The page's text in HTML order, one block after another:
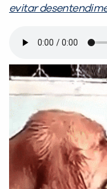
evitar